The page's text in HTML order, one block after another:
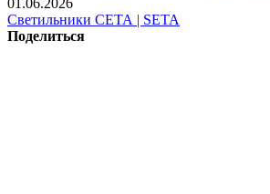
Светильники СЕТА | SETA
Поделиться